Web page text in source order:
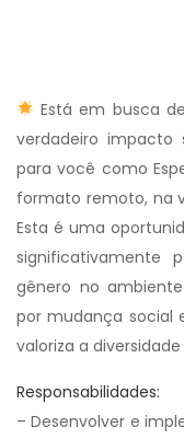
Está em busca
verdadeiro impacto
para você como
formato remoto, na
Esta é uma
significativamente
gênero no
por mudança social
valoriza a
Responsabilidades:
– Desenvolver e